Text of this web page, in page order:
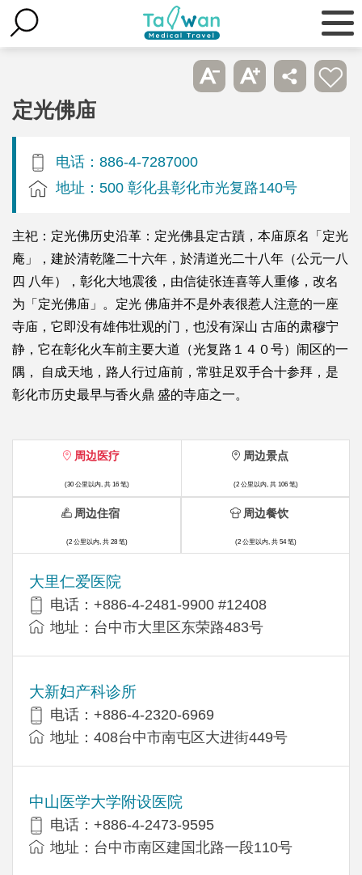
定光佛庙
电话：886-4-7287000
地址：500 彰化县彰化市光复路140号
主祀：定光佛历史沿革：定光佛县定古蹟，本庙原名「定光
庵」，建於清乾隆二十六年，於清道光二十八年（公元一八
四 八年），彰化大地震後，由信徒张连喜等人重修，改名
为「定光佛庙」。定光 佛庙并不是外表很惹人注意的一座
寺庙，它即没有雄伟壮观的门，也没有深山 古庙的肃穆宁
静，它在彰化火车前主要大道（光复路１４０号）闹区的一
隅， 自成天地，路人行过庙前，常驻足双手合十参拜，是
彰化市历史最早与香火鼎 盛的寺庙之一。
周边医疗
(30 公里以内, 共 16 笔)
大里仁爱医院
电话：+886-4-2481-9900 #12408
地址：台中市大里区东荣路483号
大新妇产科诊所
电话：+886-4-2320-6969
地址：408台中市南屯区大进街449号
中山医学大学附设医院
电话：+886-4-2473-9595
地址：台中市南区建国北路一段110号
周边景点
(2 公里以内, 共 106 笔)
周边住宿
(2 公里以内, 共 28 笔)
周边餐饮
(2 公里以内, 共 54 笔)